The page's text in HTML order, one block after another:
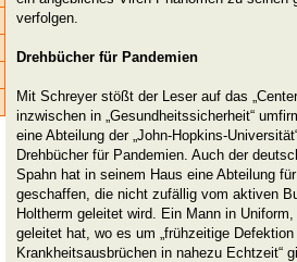
verfolgen.
Drehbücher für Pandemien
Mit Schreyer stößt der Leser auf das
inzwischen in „Gesundheitssicherheit“
eine Abteilung der „John-Hopkins-
Drehbücher für Pandemien. Auch der
Spahn hat in seinem Haus eine Abteilung
geschaffen, die nicht zufällig vom aktiven
Holtherm geleitet wird. Ein Mann in
geleitet hat, wo es um „frühzeitige
Krankheitsausbrüchen in nahezu Echtzeit“